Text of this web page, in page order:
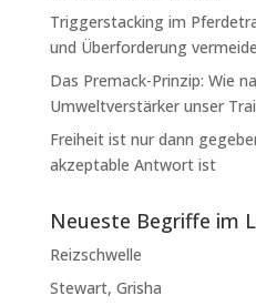
Triggerstacking im
und Überforderung
Das Premack-Prinzip: Wie
Umweltverstärker unser
Freiheit ist nur dann
akzeptable Antwort ist
Neueste Begriffe im
Reizschwelle
Stewart, Grisha